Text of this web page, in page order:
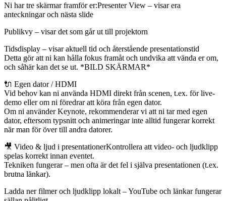
Ni har tre skärmar framför er:Presenter View – visar era
anteckningar och nästa slide
Publikvy – visar det som går ut till projektorn
Tidsdisplay – visar aktuell tid och återstående presentationstid
Detta gör att ni kan hålla fokus framåt och undvika att vända er om,
och såhär kan det se ut. *BILD SKÄRMAR*
🔌 Egen dator / HDMI
Vid behov kan ni använda HDMI direkt från scenen, t.ex. för live-
demo eller om ni föredrar att köra från egen dator.
Om ni använder Keynote, rekommenderar vi att ni tar med egen
dator, eftersom typsnitt och animeringar inte alltid fungerar korrekt
när man för över till andra datorer.
🎥 Video & ljud i presentationerKontrollera att video- och ljudklipp
spelas korrekt innan eventet.
Tekniken fungerar – men ofta är det fel i själva presentationen (t.ex.
brutna länkar).
Ladda ner filmer och ljudklipp lokalt – YouTube och länkar fungerar